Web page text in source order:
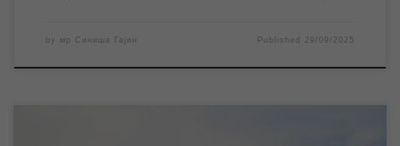
by мр Синиша Гајин Published 29/09/2025